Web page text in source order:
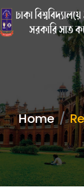
Home